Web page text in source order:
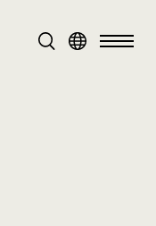
DE EN